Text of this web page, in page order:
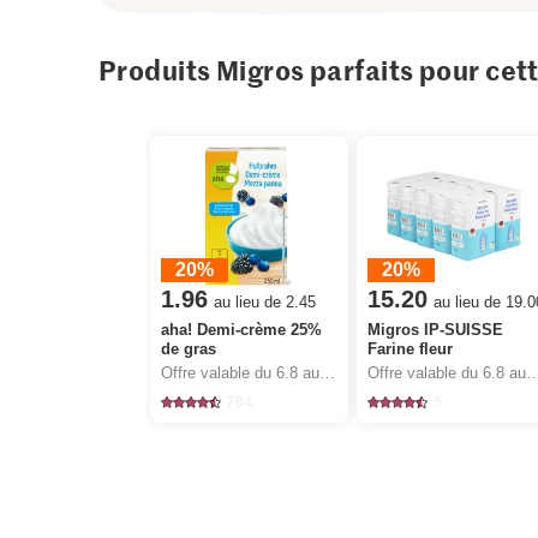
Produits Migros parfaits pour
20%
1.96 au lieu de 2.45
aha! Demi-crème 25%
de gras
20%
15.20 au lieu de
Migros IP-SUISSE
Farine fleur